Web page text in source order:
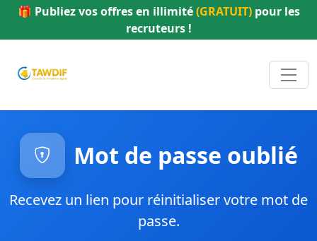
🎁 Publiez vos offres en illimité(GRATUIT)pour les
recruteurs !
Mot de passe oublié
Recevez un lien pour réinitialiser votre mot de
passe.